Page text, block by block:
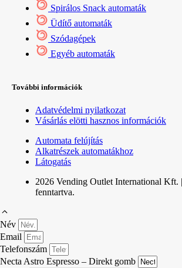
Spirálos Snack automaták
Üdítő automaták
Szódagépek
Egyéb automaták
További információk
Adatvédelmi nyilatkozat
Vásárlás elötti hasznos információk
Automata felújítás
Alkatrészek automatákhoz
Látogatás
2026 Vending Outlet International
fenntartva.
Név
Email
Telefonszám
Necta Astro Espresso – Direkt gomb